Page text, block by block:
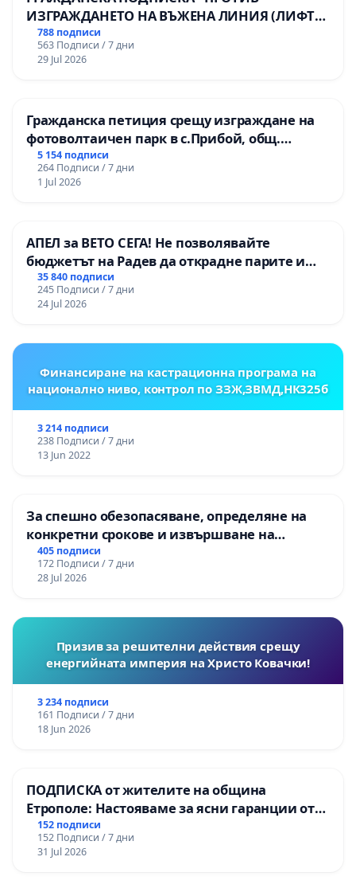
ИЗГРАЖДАНЕТО НА ВЪЖЕНА ЛИНИЯ (ЛИФТ)
НА ТЕРИТОРИЯТА НА ПРИРОДНА
ЗАБЕЛЕЖИТЕЛНОСТ „ХЪЛМ НА
ОСВОБОДИТЕЛИТЕ“ (БУНАРДЖИК)
788 подписи
563 Подписи / 7 дни
29 Jul 2026
Гражданска петиция срещу изграждане на
фотоволтаичен парк в с.Прибой, общ.
Радомир
5 154 подписи
264 Подписи / 7 дни
1 Jul 2026
АПЕЛ за ВЕТО СЕГА! Не позволявайте
бюджетът на Радев да открадне парите и
правата ни в тъмното
35 840 подписи
245 Подписи / 7 дни
24 Jul 2026
Финансиране на кастрационна програма на
национално ниво, контрол по ЗЗЖ,ЗВМД,НК325б
3 214 подписи
238 Подписи / 7 дни
13 Jun 2022
За спешно обезопасяване, определяне на
конкретни срокове и извършване на
цялостна рехабилитация на
републиканския път между пътен възел АМ
„Тракия“ - гр. Ихтиман - с. Мирово - к.к.
405 подписи
172 Подписи / 7 дни
28 Jul 2026
Призив за решителни действия срещу
енергийната империя на Христо Ковачки!
3 234 подписи
161 Подписи / 7 дни
18 Jun 2026
ПОДПИСКА от жителите на община
Етрополе: Настояваме за ясни гаранции от
“Елаците-МЕД” АД и от държавата, че ще се
изпълнят всички екологични норми!
152 подписи
152 Подписи / 7 дни
31 Jul 2026